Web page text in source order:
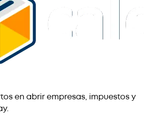
en abrir empresas, impuestos y